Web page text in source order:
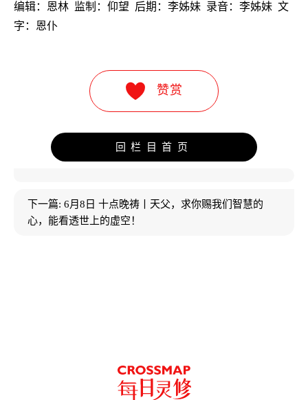
编辑：恩林  监制：仰望  后期：李姊妹  录音：李姊妹  文
字：恩仆
赞赏
回栏目首页
下一篇: 6月8日 十点晚祷丨天父，求你赐我们智慧的
心，能看透世上的虚空！